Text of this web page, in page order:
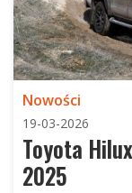
Nowości
19-03-2026
Toyota
2025